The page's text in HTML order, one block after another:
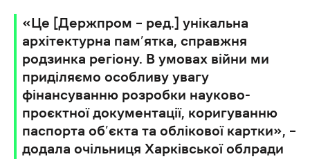
«Це [Держпром – ред.] унікальна
архітектурна пам’ятка, справжня
родзинка регіону. В умовах війни ми
приділяємо особливу увагу
фінансуванню розробки науково-
проєктної документації, коригуванню
паспорта об’єкта та облікової картки», –
додала очільниця Харківської облради